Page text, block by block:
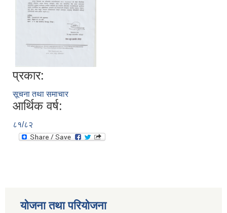
प्रकार:
सूचना तथा समाचार
आर्थिक वर्ष:
८१/८२
योजना तथा परियोजना